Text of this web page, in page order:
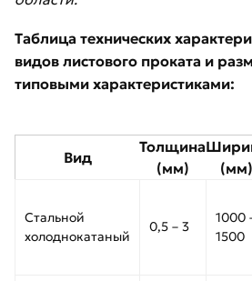
Таблица технических
видов листового проката и
типовыми характеристиками:
Вид
Толщина
(мм)
(мм)
Стальной
холоднокатаный
0,5 – 3
1000
1500